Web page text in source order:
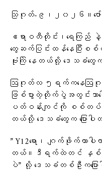
သြဂုတ်-၉၊၂၀၂၆။ဇော်ရမ်
ဧရာဝတီတိုင်း၊ရေကြည်
တွေဆက်ပြင်းထန်နေပြီး
ဗုံးကြဲ‌ နေတယ်လို့ ​ဒေသခံ​တွေက​
ဩဂုတ်လ ၅ရက်ကနေဩ
ဖြစ်ပွားတဲ့တိုက်ပွဲအတွင်းသာပ
ပတ်ဝန်းကျင်ကို စစ်တပ်
တယ်လို့ ဒေသ‌ခံတွေက ပြောပ
” Y12ရော၊ ဂျက်ဖိုက်တာပ
တယ်။ဒီရက်ထဲတင် နှစ်ဦး
ပဲ” လို့ ဒေသခံတစ်ဦးကပြေ